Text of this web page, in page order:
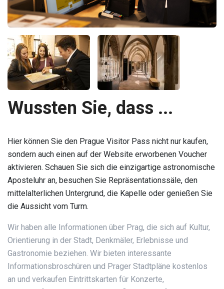
Wussten Sie, dass ...
Hier können Sie den Prague Visitor Pass nicht nur kaufen,
sondern auch einen auf der Website erworbenen Voucher
aktivieren. Schauen Sie sich die einzigartige astronomische
Aposteluhr an, besuchen Sie Repräsentationssäle, den
mittelalterlichen Untergrund, die Kapelle oder genießen Sie
die Aussicht vom Turm.
Wir haben alle Informationen über Prag, die sich auf Kultur,
Orientierung in der Stadt, Denkmäler, Erlebnisse und
Gastronomie beziehen. Wir bieten interessante
Informationsbroschüren und Prager Stadtpläne kostenlos
an und verkaufen Eintrittskarten für Konzerte,